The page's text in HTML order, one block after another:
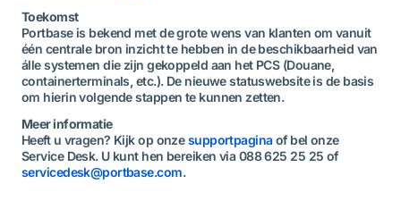
Toekomst
Portbase is bekend met de grote wens van klanten om vanuit
één centrale bron inzicht te hebben in de beschikbaarheid van
álle systemen die zijn gekoppeld aan het PCS (Douane,
containerterminals, etc.). De nieuwe statuswebsite is de basis
om hierin volgende stappen te kunnen zetten.
Meer informatie
Heeft u vragen? Kijk op onzesupportpaginaof bel onze
Service Desk. U kunt hen bereiken via 088 625 25 25 of
servicedesk@portbase.com.